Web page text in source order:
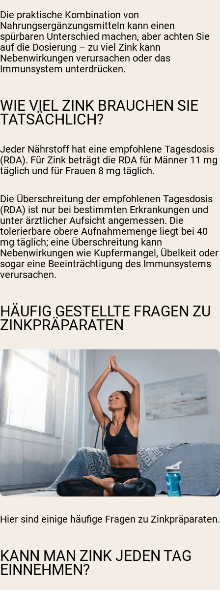
Die praktische Kombination von
Nahrungsergänzungsmitteln kann einen
spürbaren Unterschied machen, aber achten Sie
auf die Dosierung – zu viel Zink kann
Nebenwirkungen verursachen oder das
Immunsystem unterdrücken.
WIE VIEL ZINK BRAUCHEN SIE
TATSÄCHLICH?
Jeder Nährstoff hat eine empfohlene Tagesdosis
(RDA). Für Zink beträgt die RDA für Männer 11 mg
täglich und für Frauen 8 mg täglich.
Die Überschreitung der empfohlenen Tagesdosis
(RDA) ist nur bei bestimmten Erkrankungen und
unter ärztlicher Aufsicht angemessen. Die
tolerierbare obere Aufnahmemenge liegt bei 40
mg täglich; eine Überschreitung kann
Nebenwirkungen wie Kupfermangel, Übelkeit oder
sogar eine Beeinträchtigung des Immunsystems
verursachen.
HÄUFIG GESTELLTE FRAGEN ZU
ZINKPRÄPARATEN
Hier sind einige häufige Fragen zu Zinkpräparaten.
KANN MAN ZINK JEDEN TAG
EINNEHMEN?